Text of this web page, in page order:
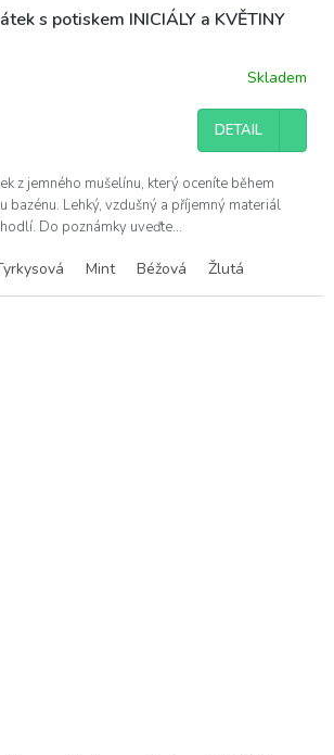
s potiskem INICIÁLY a KVĚTINY
Skladem
DETAIL
z jemného mušelínu, který oceníte během
bazénu. Lehký, vzdušný a příjemný materiál
Do poznámky uveďte...
Mint Béžová Žlutá